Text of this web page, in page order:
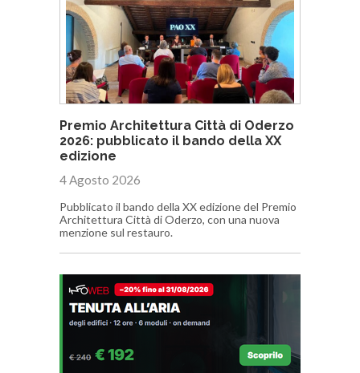
Premio Architettura Città di Oderzo
2026: pubblicato il bando della XX
edizione
4 Agosto 2026
Pubblicato il bando della XX edizione del Premio
Architettura Città di Oderzo, con una nuova
menzione sul restauro.